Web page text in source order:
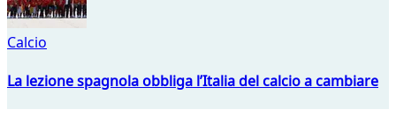
Calcio
La lezione spagnola obbliga l’Italia del calcio a cambiare